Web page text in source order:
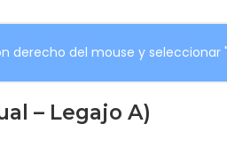
derecho del mouse y seleccionar
– Legajo A)